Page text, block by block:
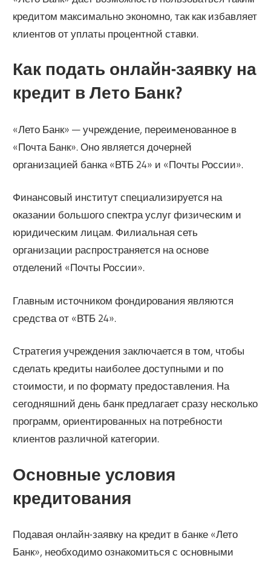
кредитом максимально экономно, так как избавляет
клиентов от уплаты процентной ставки.
Как подать онлайн-заявку на
кредит в Лето Банк?
«Лето Банк» — учреждение, переименованное в
«Почта Банк». Оно является дочерней
организацией банка «ВТБ 24» и «Почты России».
Финансовый институт специализируется на
оказании большого спектра услуг физическим и
юридическим лицам. Филиальная сеть
организации распространяется на основе
отделений «Почты России».
Главным источником фондирования являются
средства от «ВТБ 24».
Стратегия учреждения заключается в том, чтобы
сделать кредиты наиболее доступными и по
стоимости, и по формату предоставления. На
сегодняшний день банк предлагает сразу несколько
программ, ориентированных на потребности
клиентов различной категории.
Основные условия
кредитования
Подавая онлайн-заявку на кредит в банке «Лето
Банк», необходимо ознакомиться с основными